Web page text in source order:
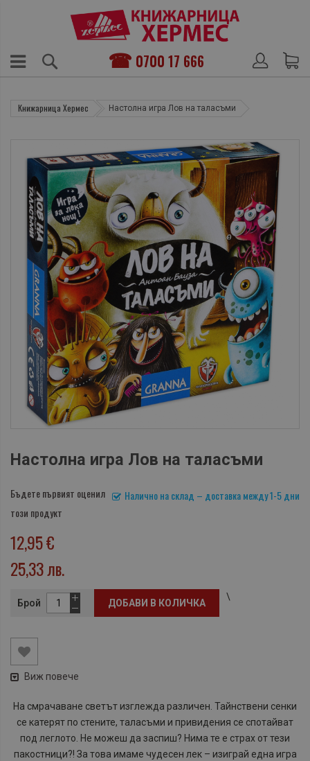
0700 17 666
Книжарница Хермес Настолна игра Лов на таласъми
Настолна игра Лов на таласъми
Налично на склад – доставка между 1-5 дни
Бъдете първият оценил
този продукт
12,95 €
25,33 лв.
Брой ДОБАВИ В КОЛИЧКА
\
Виж повече
На смрачаване светът изглежда различен. Тайнствени сенки
се катерят по стените, таласъми и привидения се спотайват
под леглото. Не можеш да заспиш? Нима те е страх от тези
пакостници?! За това имаме чудесен лек – изиграй една игра